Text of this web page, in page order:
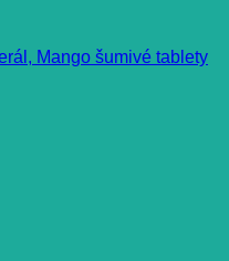
Mango šumivé tablety